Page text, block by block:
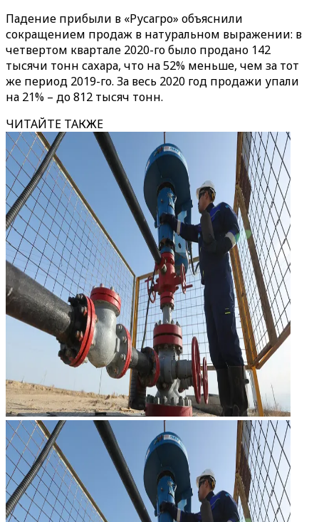
Падение прибыли в «Русагро» объяснили
сокращением продаж в натуральном выражении: в
четвертом квартале 2020-го было продано 142
тысячи тонн сахара, что на 52% меньше, чем за тот
же период 2019-го. За весь 2020 год продажи упали
на 21% – до 812 тысяч тонн.
ЧИТАЙТЕ ТАКЖЕ